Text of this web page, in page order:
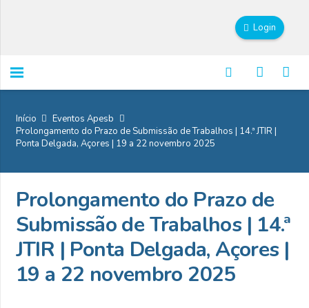
Login
Início
Eventos Apesb
Prolongamento do Prazo de Submissão de Trabalhos | 14.ª JTIR |
Ponta Delgada, Açores | 19 a 22 novembro 2025
Prolongamento do Prazo de
Submissão de Trabalhos | 14.ª
JTIR | Ponta Delgada, Açores |
19 a 22 novembro 2025